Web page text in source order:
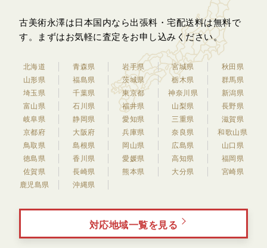
古美術永澤は日本国内なら出張料・宅配送料は無料で
す。
まずはお気軽に査定をお申し込みください。
北海道 青森県 岩手県 宮城県
秋田県
山形県
福島県 茨城県 栃木県
群馬県
埼玉県
千葉県 東京都 神奈川県
新潟県
富山県
石川県 福井県 山梨県
長野県
岐阜県
静岡県 愛知県 三重県
滋賀県
京都府
大阪府 兵庫県 奈良県
和歌山県
鳥取県
島根県 岡山県 広島県
山口県
徳島県
香川県 愛媛県 高知県
福岡県
佐賀県
長崎県 熊本県 大分県
宮崎県
鹿児島県
沖縄県
対応地域一覧を見る